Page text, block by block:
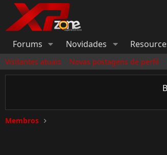
Forums Novidades
Visitantes atuais Novas postagens de perfil
Membros